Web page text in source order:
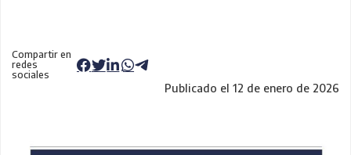
Compartir en
redes
sociales
Publicado el 12 de enero de 2026